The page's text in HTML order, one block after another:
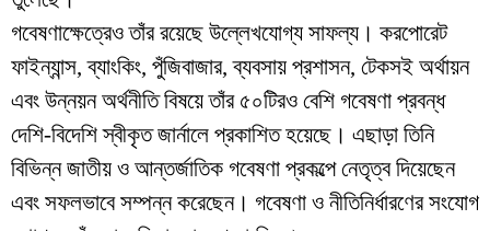
গবেষণাক্ষেত্রেও তাঁর রয়েছে উল্লেখযোগ্য সাফল্য। করপোরেট
ফাইন্যান্স, ব্যাংকিং, পুঁজিবাজার, ব্যবসায় প্রশাসন, টেকসই অর্থায়ন
এবং উন্নয়ন অর্থনীতি বিষয়ে তাঁর ৫০টিরও বেশি গবেষণা প্রবন্ধ
দেশি-বিদেশি স্বীকৃত জার্নালে প্রকাশিত হয়েছে। এছাড়া তিনি
বিভিন্ন জাতীয় ও আন্তর্জাতিক গবেষণা প্রকল্পে নেতৃত্ব দিয়েছেন
এবং সফলভাবে সম্পন্ন করেছেন। গবেষণা ও নীতিনির্ধারণের সংযোগ